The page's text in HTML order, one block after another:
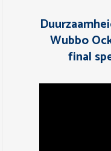
Wubbo
final